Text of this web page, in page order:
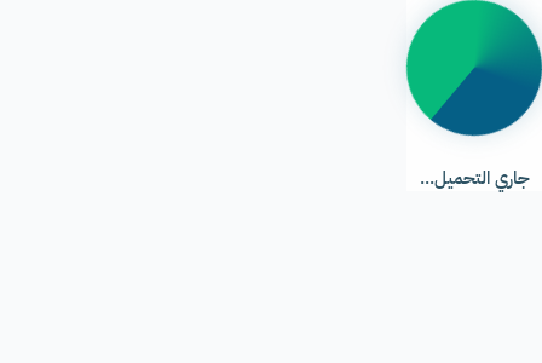
جاري التحميل...
جاري
التحميل...